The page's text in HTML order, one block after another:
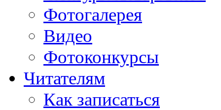
Фотогалерея
Видео
Фотоконкурсы
Читателям
Как записаться